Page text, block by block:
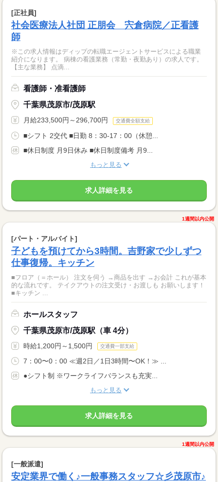
[正社員]
社会医療法人社団 正朋会 宍倉病院／正看護
師
※この求人情報はディップの転職エージェントサービスによる職業
紹介になります。 病棟の看護業務（常勤・夜勤あり）の求人です。
【主な業務】 点滴...
看護師・准看護師
千葉県茂原市/茂原駅
月給233,500円～296,700円 交通費全額支給
■シフト 2交代 ■日勤 8：30-17：00（休憩...
■休日制度 月9日休み ■休日制度備考 月9...
もっと見る
求人詳細を見る
1週間以内公開
[パート・アルバイト]
子どもを預けてから3時間。吉野家で少しずつ
仕事復帰。キッチン
■フロア（＝ホール） 注文を伺う →商品を出す →お会計 これが基本
的な流れです。 テイクアウトの注文受け・お渡しも お願いします！
■キッチン ...
ホールスタッフ
千葉県茂原市/茂原駅（車 4分）
時給1,200円～1,500円 交通費一部支給
7：00〜0：00 ≪週2日／1日3時間〜OK！≫ ...
●シフト制 ※ワークライフバランスも充実...
もっと見る
求人詳細を見る
1週間以内公開
[一般派遣]
安定業界で働く♪一般事務スタッフ☆彡茂原市♪